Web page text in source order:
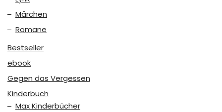
Märchen
Romane
Bestseller
ebook
Gegen das Vergessen
Kinderbuch
Max Kinderbücher